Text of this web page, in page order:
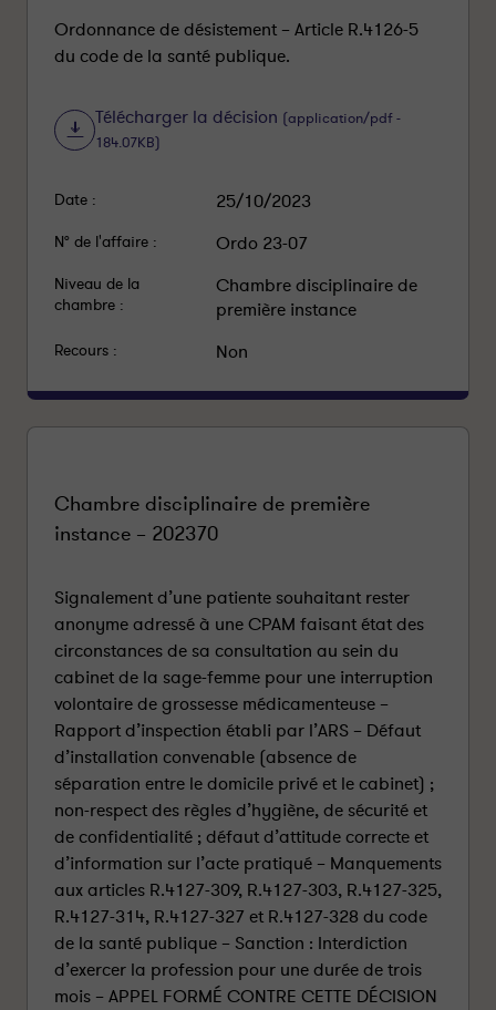
Ordonnance de désistement – Article R.4126-5
du code de la santé publique.
Télécharger la décision (application/pdf -
184.07KB)
Date : 25/10/2023
N° de l'affaire : Ordo 23-07
Niveau de la
chambre :
Chambre disciplinaire de
première instance
Recours : Non
Chambre disciplinaire de première
instance – 202370
Signalement d’une patiente souhaitant rester
anonyme adressé à une CPAM faisant état des
circonstances de sa consultation au sein du
cabinet de la sage-femme pour une interruption
volontaire de grossesse médicamenteuse –
Rapport d’inspection établi par l’ARS – Défaut
d’installation convenable (absence de
séparation entre le domicile privé et le cabinet) ;
non-respect des règles d’hygiène, de sécurité et
de confidentialité ; défaut d’attitude correcte et
d’information sur l’acte pratiqué – Manquements
aux articles R.4127-309, R.4127-303, R.4127-325,
R.4127-314, R.4127-327 et R.4127-328 du code
de la santé publique – Sanction : Interdiction
d’exercer la profession pour une durée de trois
mois – APPEL FORMÉ CONTRE CETTE DÉCISION